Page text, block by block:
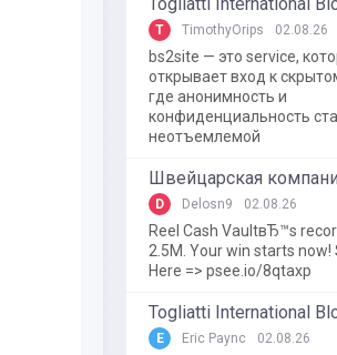
T TimothyOrips 02.08.26
bs2site — это service,
открывает вход к
где анонимность и
конфиденциальность
неотъемлемой
D Delosn9 02.08.26
Reel Cash VaultвЂ™s
2.5M. Your win starts now!
Here => psee.io/8qtaxp
E Eric Paync 02.08.26